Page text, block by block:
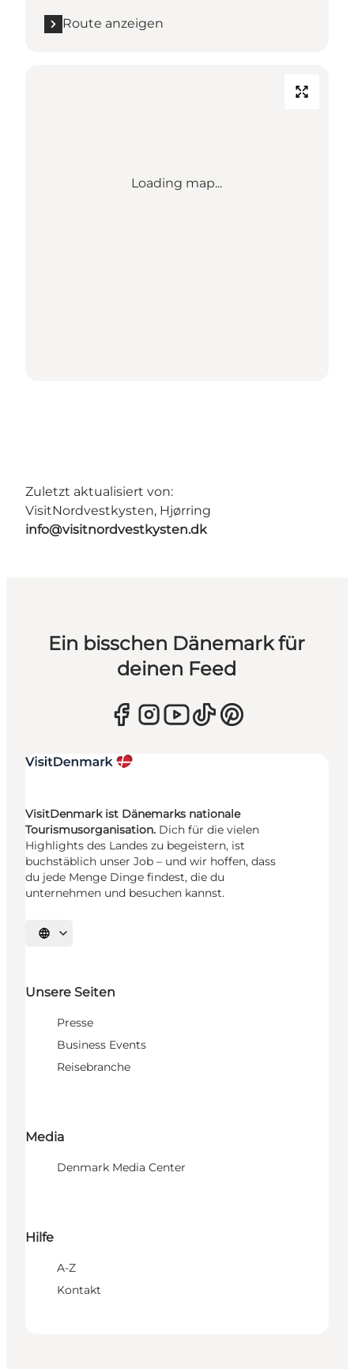
Route anzeigen
Loading map...
Zuletzt aktualisiert von:
VisitNordvestkysten, Hjørring
info@visitnordvestkysten.dk
Ein bisschen Dänemark für
deinen Feed
VisitDenmark ist Dänemarks nationale
Tourismusorganisation. Dich für die vielen
Highlights des Landes zu begeistern, ist
buchstäblich unser Job – und wir hoffen, dass
du jede Menge Dinge findest, die du
unternehmen und besuchen kannst.
Sprache auswählen
Unsere Seiten
Presse
Business Events
Reisebranche
Media
Denmark Media Center
Hilfe
A-Z
Kontakt